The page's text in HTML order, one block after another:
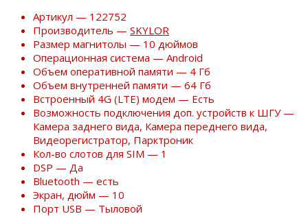
Артикул — 122752
Производитель — SKYLOR
Размер магнитолы — 10 дюймов
Операционная система — Android
Объем оперативной памяти — 4 Гб
Объем внутренней памяти — 64 Гб
Встроенный 4G (LTE) модем — Есть
Возможность подключения доп. устройств к ШГУ —
Камера заднего вида, Камера переднего вида,
Видеорегистратор, Парктроник
Кол-во слотов для SIM — 1
DSP — Да
Bluetooth — есть
Экран, дюйм — 10
Порт USB — Тыловой